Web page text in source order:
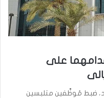
على
ضبط مُوظَّفين متلبسين